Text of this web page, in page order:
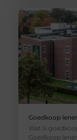
Goedkoop
Wat is
Goedkoop